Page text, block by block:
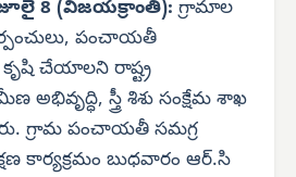
8 (విజయక్రాంతి): గ్రామాల
పంచాయతీ
కృషి చేయాలని రాష్ట్ర
స్త్రీ శిశు సంక్షేమ శాఖ
గ్రామ పంచాయతీ సమగ్ర
కార్యక్రమం బుధవారం ఆర్.సి